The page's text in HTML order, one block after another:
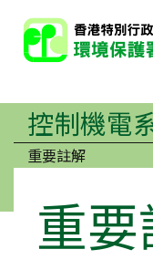
控制機電
重要註解
重